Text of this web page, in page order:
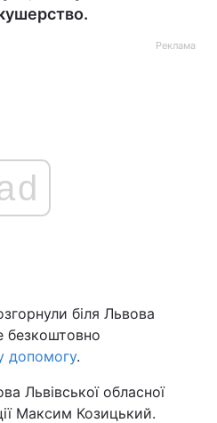
Реклама
біля Львова
безкоштовно
допомогу.
Львівської обласної
Максим Козицький.